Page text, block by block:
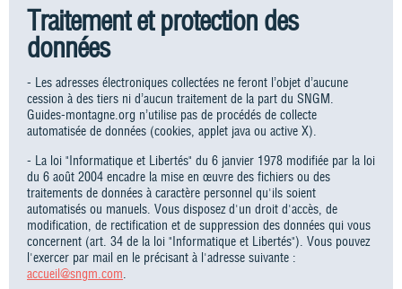
Traitement et protection des
données
- Les adresses électroniques collectées ne feront l’objet d’aucune
cession à des tiers ni d’aucun traitement de la part du SNGM.
Guides-montagne.org n’utilise pas de procédés de collecte
automatisée de données (cookies, applet java ou active X).
- La loi "Informatique et Libertés" du 6 janvier 1978 modifiée par la loi
du 6 août 2004 encadre la mise en œuvre des fichiers ou des
traitements de données à caractère personnel qu'ils soient
automatisés ou manuels. Vous disposez d'un droit d'accès, de
modification, de rectification et de suppression des données qui vous
concernent (art. 34 de la loi "Informatique et Libertés"). Vous pouvez
l'exercer par mail en le précisant à l'adresse suivante :
accueil@sngm.com